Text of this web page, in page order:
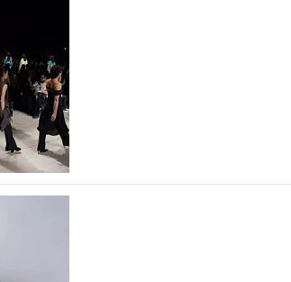
неделе моды подано
Московской неделе моды, которая
1047 заявок. Примерно половину из